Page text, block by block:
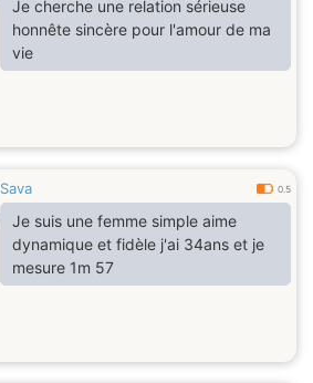
Je cherche une relation sérieuse
honnête sincère pour l'amour de ma
vie
Sava 0.5
Je suis une femme simple aime
dynamique et fidèle j'ai 34ans et je
mesure 1m 57